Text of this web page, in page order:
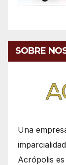
SOBRE
Una
Acrópolis